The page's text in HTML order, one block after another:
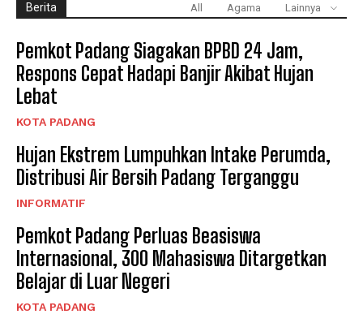
Berita All Agama Lainnya
Pemkot Padang Siagakan BPBD 24 Jam,
Respons Cepat Hadapi Banjir Akibat Hujan
Lebat
KOTA PADANG
Hujan Ekstrem Lumpuhkan Intake Perumda,
Distribusi Air Bersih Padang Terganggu
INFORMATIF
Pemkot Padang Perluas Beasiswa
Internasional, 300 Mahasiswa Ditargetkan
Belajar di Luar Negeri
KOTA PADANG